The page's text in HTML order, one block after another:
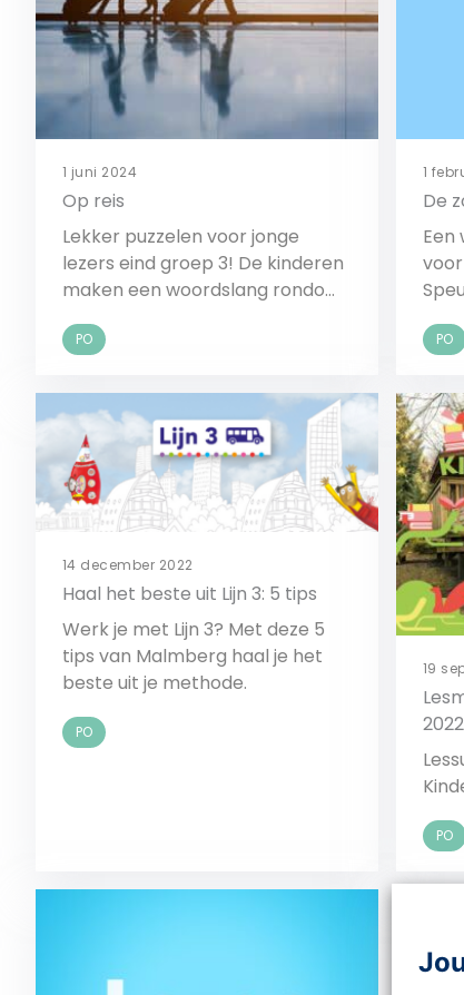
1 juni 2024
Op reis
Lekker puzzelen voor jonge
lezers eind groep 3! De kinderen
maken een woordslang rondom
PO
1
De
Een
PO
14 december 2022
Haal het beste uit Lijn 3: 5 tips
Werk je met Lijn 3? Met deze 5
tips van Malmberg haal je het
beste uit je methode.
PO
19
2022
PO